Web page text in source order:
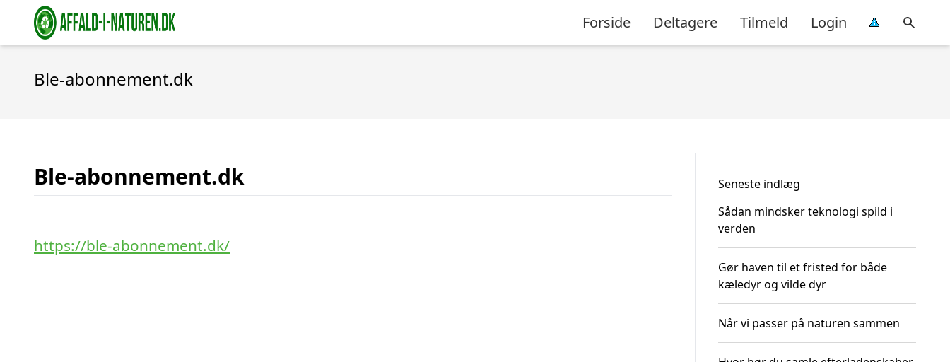
Forside Deltagere Tilmeld Login
Ble-abonnement.dk
Ble-abonnement.dk
https://ble-abonnement.dk/
Seneste indlæg
Sådan mindsker teknologi spild i
verden
Gør haven til et fristed for både
kæledyr og vilde dyr
Når vi passer på naturen sammen